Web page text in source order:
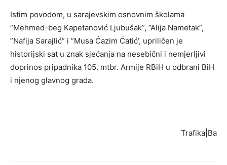
Istim povodom, u sarajevskim osnovnim školama
”Mehmed-beg Kapetanović Ljubušak”, ”Alija Nametak”,
”Nafija Sarajlić” i ”Musa Ćazim Ćatić’, upriličen je
historijski sat u znak sjećanja na nesebični i nemjerljivi
doprinos pripadnika 105. mtbr. Armije RBiH u odbrani BiH
i njenog glavnog grada.
Trafika|Ba